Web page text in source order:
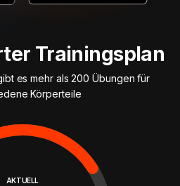
Trainingsplan
es mehr als 200 Übungen für
Körperteile
AKTUELL